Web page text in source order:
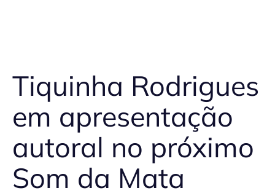
Tiquinha Rodrigues
em apresentação
autoral no próximo
Som da Mata